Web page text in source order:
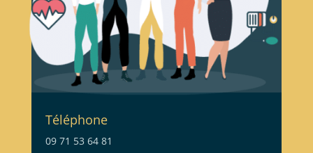
Téléphone
09 71 53 64 81